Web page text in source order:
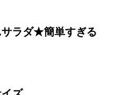
サラダ★簡単すぎる